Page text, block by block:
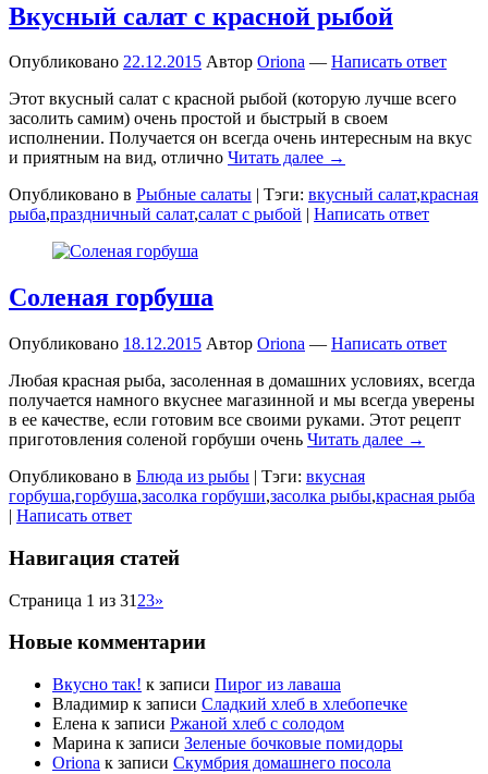
Вкусный салат с красной рыбой
Опубликовано 22.12.2015 Автор Oriona — Написать ответ
Этот вкусный салат с красной рыбой (которую лучше всего
засолить самим) очень простой и быстрый в своем
исполнении. Получается он всегда очень интересным на вкус
и приятным на вид, отлично Читать далее →
Опубликовано в Рыбные салаты | Тэги: вкусный салат,красная
рыба,праздничный салат,салат с рыбой | Написать ответ
Соленая горбуша
Опубликовано 18.12.2015 Автор Oriona — Написать ответ
Любая красная рыба, засоленная в домашних условиях, всегда
получается намного вкуснее магазинной и мы всегда уверены
в ее качестве, если готовим все своими руками. Этот рецепт
приготовления соленой горбуши очень Читать далее →
Опубликовано в Блюда из рыбы | Тэги: вкусная
горбуша,горбуша,засолка горбуши,засолка рыбы,красная рыба
| Написать ответ
Навигация статей
Страница 1 из 31 23»
Новые комментарии
Вкусно так! к записи Пирог из лаваша
Владимир к записи Сладкий хлеб в хлебопечке
Елена к записи Ржаной хлеб с солодом
Марина к записи Зеленые бочковые помидоры
Oriona к записи Скумбрия домашнего посола